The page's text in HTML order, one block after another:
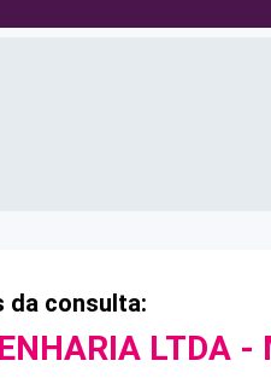
da consulta:
LTDA -